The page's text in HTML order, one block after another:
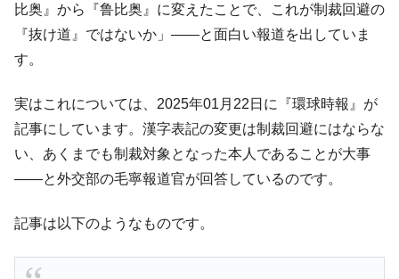
比奥』から『鲁比奥』に変えたことで、これが制裁回避の
『抜け道』ではないか」――と面白い報道を出していま
す。
実はこれについては、2025年01月22日に『環球時報』が
記事にしています。漢字表記の変更は制裁回避にはならな
い、あくまでも制裁対象となった本人であることが大事
――と外交部の毛寧報道官が回答しているのです。
記事は以下のようなものです。